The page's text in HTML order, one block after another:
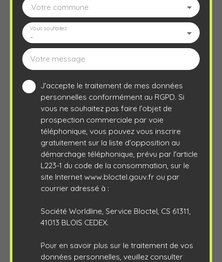
Votre commune
-
Vous souhaitez
Votre message
J'accepte le traitement de mes données
personnelles conformément au RGPD. Si
vous ne souhaitez pas faire l'objet de
prospection commerciale par voie
téléphonique, vous pouvez vous inscrire
gratuitement sur la liste d'opposition au
démarchage téléphonique, prévu par l'article
L223-1 du code de la consommation, sur le
site Internet www.bloctel.gouv.fr ou par
courrier adressé à :
Société Worldline, Service Bloctel, CS 61311,
41013 BLOIS CEDEX.
Pour en savoir plus sur le traitement de vos
données personnelles, veuillez consulter